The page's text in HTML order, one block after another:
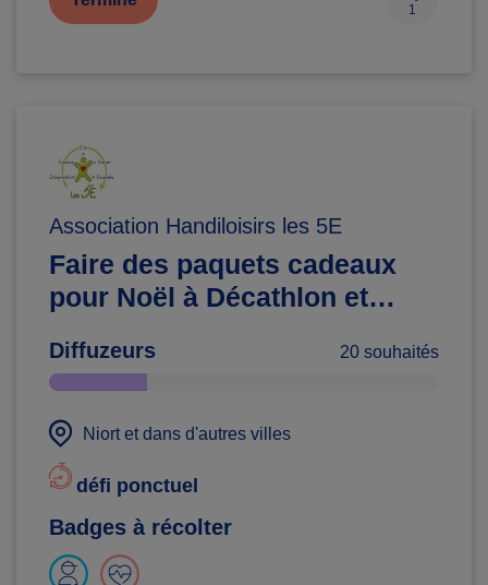
1
Association Handiloisirs les 5E
Faire des paquets cadeaux
pour Noël à Décathlon et
Diffuzeurs 20 souhaités
Niort et dans d'autres villes
défi ponctuel
Badges à récolter